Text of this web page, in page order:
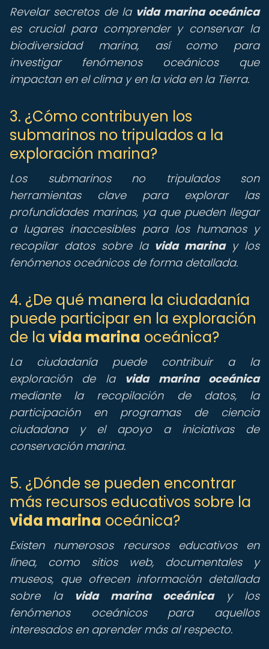
Revelar secretos de la vida marina oceánica
es crucial para comprender y conservar la
biodiversidad marina, así como para
investigar fenómenos oceánicos que
impactan en el clima y en la vida en la Tierra.
3. ¿Cómo contribuyen los
submarinos no tripulados a la
exploración marina?
Los submarinos no tripulados son
herramientas clave para explorar las
profundidades marinas, ya que pueden llegar
a lugares inaccesibles para los humanos y
recopilar datos sobre la vida marinay los
fenómenos oceánicos de forma detallada.
4. ¿De qué manera la ciudadanía
puede participar en la exploración
de la vida marina oceánica?
La ciudadanía puede contribuir a la
exploración de la vida marina oceánica
mediante la recopilación de datos, la
participación en programas de ciencia
ciudadana y el apoyo a iniciativas de
conservación marina.
5. ¿Dónde se pueden encontrar
más recursos educativos sobre la
vida marina oceánica?
Existen numerosos recursos educativos en
línea, como sitios web, documentales y
museos, que ofrecen información detallada
sobre la vida marina oceánicay los
fenómenos oceánicos para aquellos
interesados en aprender más al respecto.